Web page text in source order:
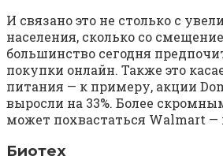
И связано это не столько с
населения, сколько со
большинство сегодня
покупки онлайн. Также это
питания — к примеру, акции
выросли на 33%. Более
может похвастаться Walmart —
Биотех